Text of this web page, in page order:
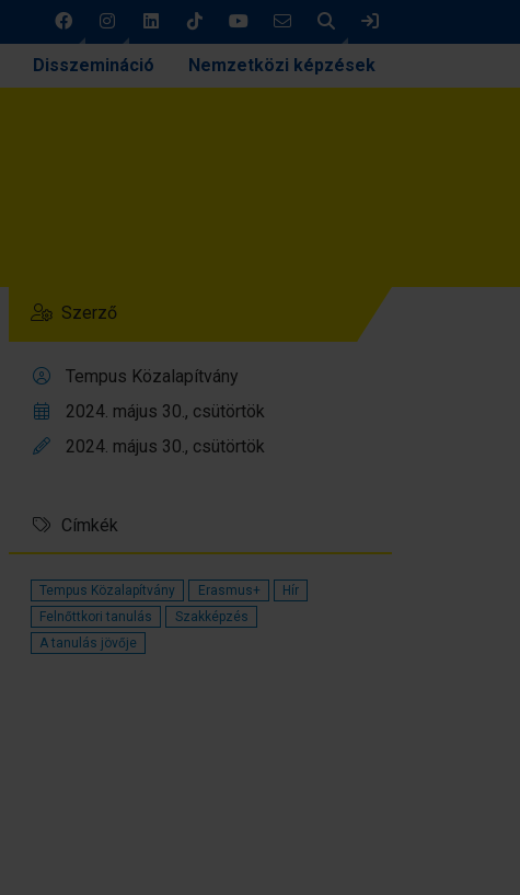
Keresés
Disszemináció Nemzetközi képzések
Szerző
Tempus Közalapítvány
2024. május 30., csütörtök
2024. május 30., csütörtök
Címkék
Tempus Közalapítvány Erasmus+
Hír
Felnőttkori tanulás
Szakképzés
A tanulás jövője